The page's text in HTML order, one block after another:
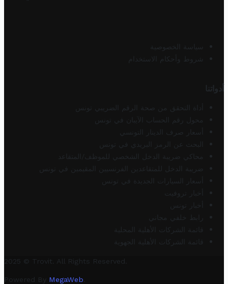
سياسة الخصوصية
شروط وأحكام الاستخدام
أدواتنا
أداة التحقق من صحة الرقم الضريبي تونس
محول رقم الحساب الآيبان في تونس
أسعار صرف الدينار التونسي
البحث عن الرمز البريدي في تونس
محاكي ضريبة الدخل الشخصي للموظف/المتقاعد
ضريبة الدخل للمتقاعدين الفرنسيين المقيمين في تونس
أسعار السيارات الجديدة في تونس
أخبار تروفيت
أخبار تونس
رابط خلفي مجاني
قائمة الشركات الأهلية المحلية
قائمة الشركات الأهلية الجهوية
2025 © Trovit. All Rights Reserved.
Powered By MegaWeb